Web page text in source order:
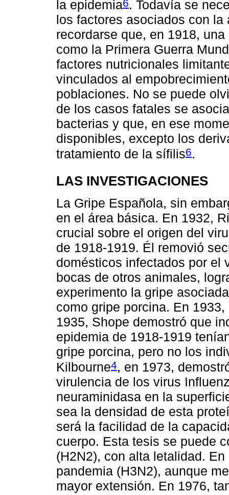
la epidemia6. Todavía se
los factores asociados con
recordarse que, en 1918,
como la Primera Guerra
factores nutricionales
vinculados al
poblaciones. No se puede
de los casos fatales se
bacterias y que, en ese
disponibles, excepto los
tratamiento de la sífilis6.
LAS INVESTIGACIONES
La Gripe Española, sin
en el área básica. En 1932,
crucial sobre el origen del
de 1918-1919. Él removió
domésticos infectados por el
bocas de otros animales,
experimento la gripe
como gripe porcina. En
1935, Shope demostró que
epidemia de 1918-1919
gripe porcina, pero no los
Kilbourne4, en 1973,
virulencia de los virus
neuraminidasa en la
sea la densidad de esta
será la facilidad de la
cuerpo. Esta tesis se puede
(H2N2), con alta letalidad.
pandemia (H3N2), aunque
mayor extensión. En 1976,